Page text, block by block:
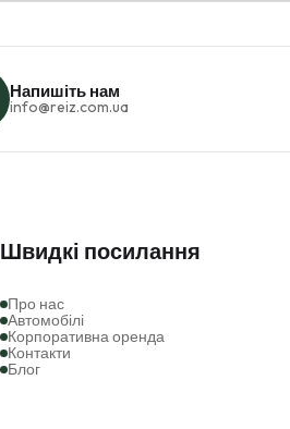
Напишіть нам
info@reiz.com.ua
Швидкі посилання
про нас
автомобілі
корпоративна оренда
контакти
блог